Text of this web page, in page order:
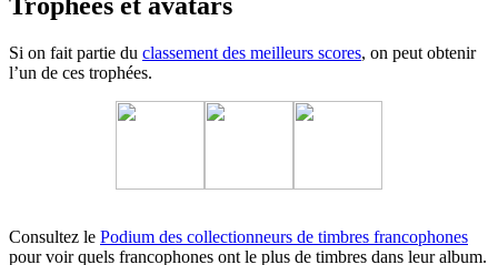
Si on fait partie du classement des meilleurs scores, on peut obtenir
l’un de ces trophées.
Consultez le Podium des collectionneurs de timbres francophones
pour voir quels francophones ont le plus de timbres dans leur album.